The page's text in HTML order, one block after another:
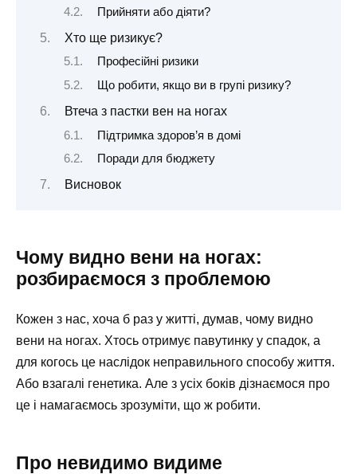
Прийняти або діяти?
Хто ще ризикує?
Професійні ризики
Що робити, якщо ви в групі ризику?
Втеча з пастки вен на ногах
Підтримка здоров’я в домі
Поради для бюджету
Висновок
Чому видно вени на ногах:
розбираємося з проблемою
Кожен з нас, хоча б раз у житті, думав, чому видно
вени на ногах. Хтось отримує павутинку у спадок, а
для когось це наслідок неправильного способу життя.
Або взагалі генетика. Але з усіх боків дізнаємося про
це і намагаємось зрозуміти, що ж робити.
Про невидимо видиме